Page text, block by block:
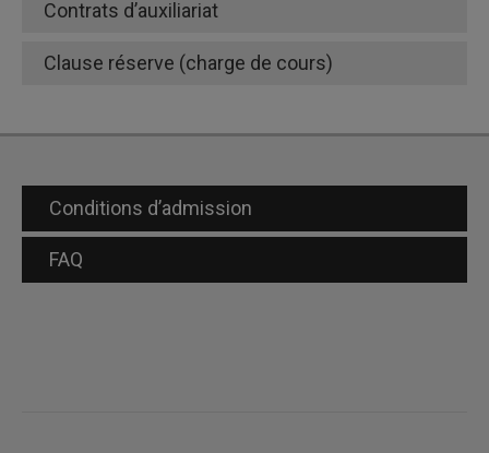
différentes bourses
rencontres scientifiques
Contrats d’auxiliariat
Clause réserve (charge de cours)
Conditions d’admission
FAQ